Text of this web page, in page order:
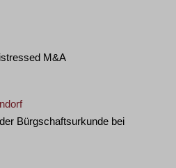
M&A
Bürgschaftsurkunde bei